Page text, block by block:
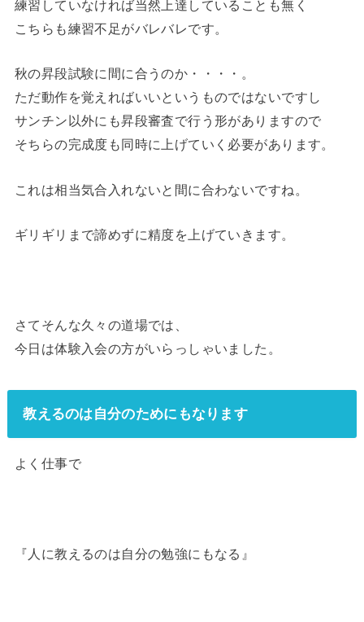
練習していなければ当然上達していることも無く
こちらも練習不足がバレバレです。
秋の昇段試験に間に合うのか・・・・。
ただ動作を覚えればいいというものではないですし
サンチン以外にも昇段審査で行う形がありますので
そちらの完成度も同時に上げていく必要があります。
これは相当気合入れないと間に合わないですね。
ギリギリまで諦めずに精度を上げていきます。
さてそんな久々の道場では、
今日は体験入会の方がいらっしゃいました。
教えるのは自分のためにもなります
よく仕事で
『人に教えるのは自分の勉強にもなる』